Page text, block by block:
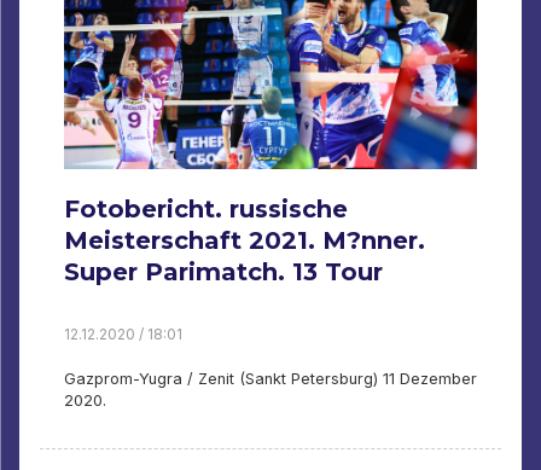
Fotobericht. russische
Meisterschaft 2021. M?nner.
Super Parimatch. 13 Tour
12.12.2020 / 18:01
Gazprom-Yugra / Zenit (Sankt Petersburg) 11 Dezember
2020.